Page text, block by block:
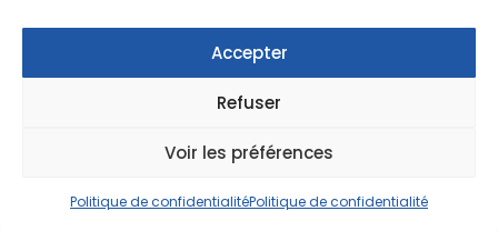
Accepter
Refuser
Voir les préférences
Politique de confidentialitéPolitique de confidentialité
© Copyright Fonction Meuble